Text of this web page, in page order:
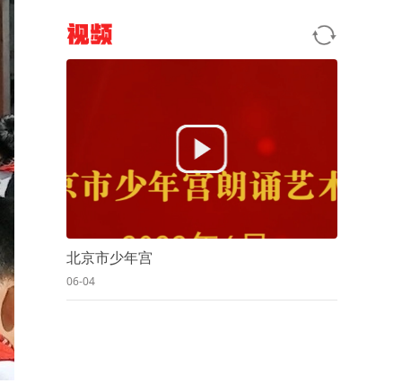
视频
北京市少年宫
06-04